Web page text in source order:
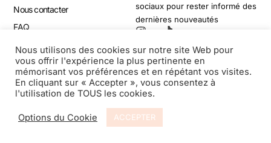
Nous contacter
FAQ
CGV
Politique de confidentialité
sociaux pour rester informé des
dernières nouveautés
Nous utilisons des cookies sur notre site Web pour
vous offrir l'expérience la plus pertinente en
mémorisant vos préférences et en répétant vos visites.
En cliquant sur « Accepter », vous consentez à
l'utilisation de TOUS les cookies.
Options du Cookie ACCEPTER